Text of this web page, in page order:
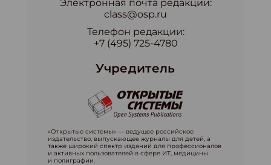
Электронная почта редакции:
class@osp.ru
Телефон редакции:
+7 (495) 725-4780
Учредитель
«Открытые системы» — ведущее российское
издательство, выпускающее журналы для детей, а
также широкий спектр изданий для профессионалов
и активных пользователей в сфере ИТ, медицины
и полиграфии.